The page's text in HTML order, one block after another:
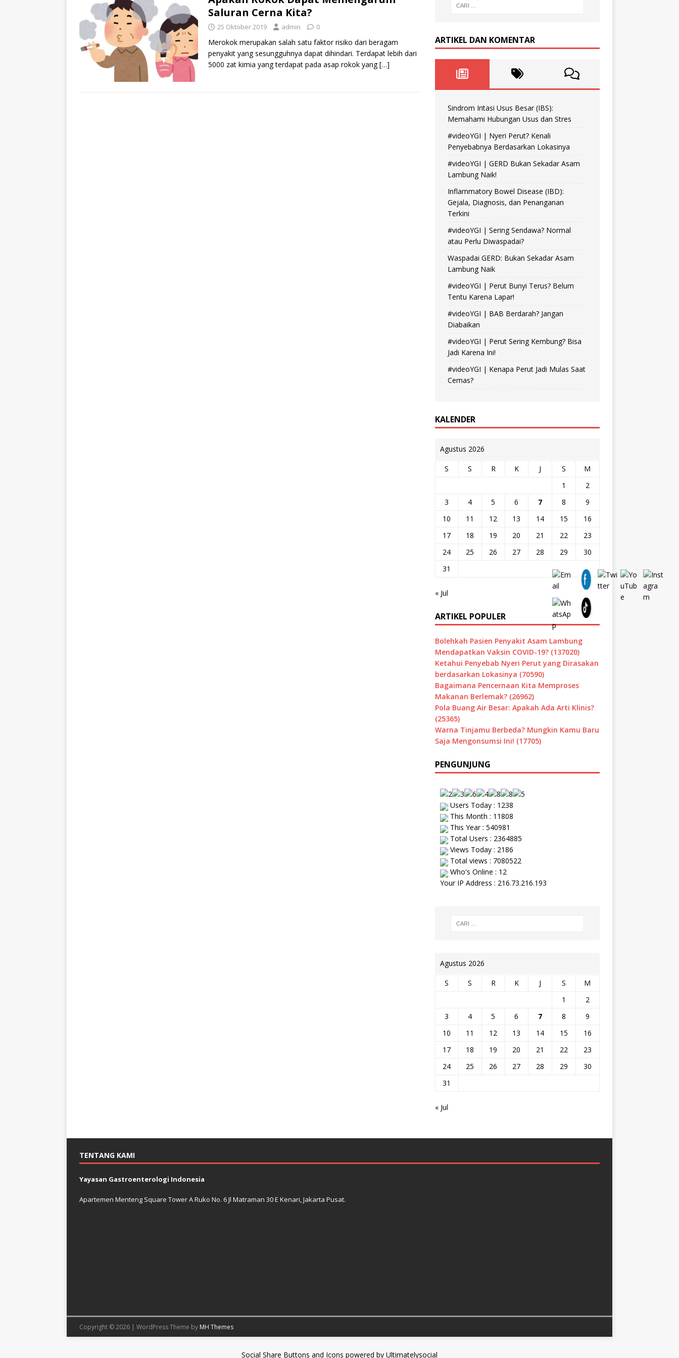
Saluran Cerna Kita?
25 Oktober 2019 admin 0
Merokok merupakan salah satu faktor risiko dari beragam
penyakit yang sesungguhnya dapat dihindari. Terdapat lebih dari
5000 zat kimia yang terdapat pada asap rokok yang[…]
ARTIKEL DAN KOMENTAR
Sindrom Iritasi Usus Besar (IBS):
Memahami Hubungan Usus dan Stres
#videoYGI | Nyeri Perut? Kenali
Penyebabnya Berdasarkan Lokasinya
#videoYGI | GERD Bukan Sekadar Asam
Lambung Naik!
Inflammatory Bowel Disease (IBD):
Gejala, Diagnosis, dan Penanganan
Terkini
#videoYGI | Sering Sendawa? Normal
atau Perlu Diwaspadai?
Waspadai GERD: Bukan Sekadar Asam
Lambung Naik
#videoYGI | Perut Bunyi Terus? Belum
Tentu Karena Lapar!
#videoYGI | BAB Berdarah? Jangan
Diabaikan
#videoYGI | Perut Sering Kembung? Bisa
Jadi Karena Ini!
#videoYGI | Kenapa Perut Jadi Mulas Saat
Cemas?
KALENDER
Agustus 2026
S S R K J S
M
1
2
3
4 5 6 7 8
9
10
11 12 13 14 15
16
17
18 19 20 21 22
23
24
25 26 27 28 29
30
31
« Jul
ARTIKEL POPULER
Bolehkah Pasien Penyakit Asam Lambung
Mendapatkan Vaksin COVID-19? (137020)
Ketahui Penyebab Nyeri Perut yang Dirasakan
berdasarkan Lokasinya (70590)
Bagaimana Pencernaan Kita Memproses
Makanan Berlemak? (26962)
Pola Buang Air Besar: Apakah Ada Arti Klinis?
(25365)
Warna Tinjamu Berbeda? Mungkin Kamu Baru
Saja Mengonsumsi Ini! (17705)
PENGUNJUNG
Users Today : 1238
This Month : 11808
This Year : 540981
Total Users : 2364885
Views Today : 2186
Total views : 7080522
Who's Online : 12
Your IP Address : 216.73.216.193
Agustus 2026
S S R K J S
M
1
2
3
4 5 6 7 8
9
10
11 12 13 14 15
16
17
18 19 20 21 22
23
24
25 26 27 28 29
30
31
« Jul
TENTANG KAMI
Yayasan Gastroenterologi Indonesia
Apartemen Menteng Square Tower A Ruko No. 6 Jl Matraman 30 E Kenari, Jakarta Pusat.
Copyright © 2026 | WordPress Theme by MH Themes
Social Share Buttons and Icons powered by Ultimatelysocial